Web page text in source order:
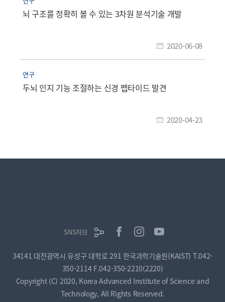
뇌 구조를 정확히 볼 수 있는 3차원 분석기술 개발
2020-06-08
연구
두뇌 인지 기능 조절하는 신경 펩타이드 발견
2020-04-23
SNS허브
34141 대전광역시 유성구 대학로 291 한국과학기술원(KAIST) T.042-
350-2114 F.042-350-2210(2220)
Copyright (C) 2020, Korea Advanced Institute of Science and
Technology, All Rights Reserved.